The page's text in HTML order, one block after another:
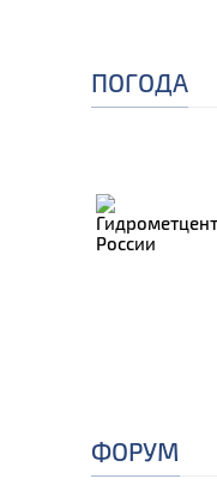
ПОГОДА
ФОРУМ